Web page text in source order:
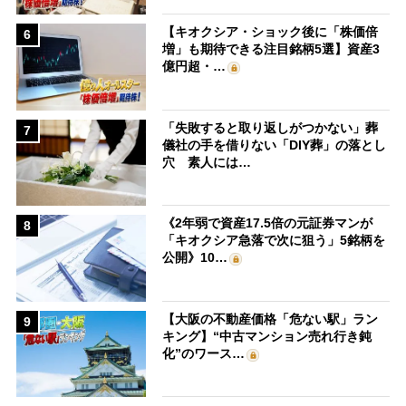
6
【キオクシア・ショック後に「株価倍
増」も期待できる注目銘柄5選】資産3
億円超・…
7
「失敗すると取り返しがつかない」葬
儀社の手を借りない「DIY葬」の落とし
穴 素人には…
8
《2年弱で資産17.5倍の元証券マンが
「キオクシア急落で次に狙う」5銘柄を
公開》10…
9
【大阪の不動産価格「危ない駅」ラン
キング】“中古マンション売れ行き鈍
化”のワース…